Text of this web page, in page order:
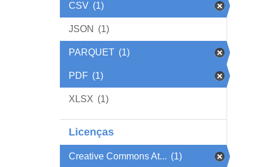
CSV (1)
JSON (1)
PARQUET (1)
PDF (1)
XLSX (1)
Licenças
Creative Commons At... (1)